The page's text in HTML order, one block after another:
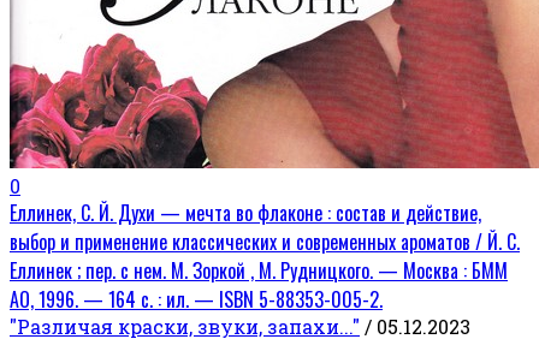
0
Еллинек, С. Й. Духи — мечта во флаконе : состав и действие,
выбоp и пpименение классических и современных ароматов / Й. С.
Еллинек ; пер. с нем. М. Зоркой , М. Рудницкого. — Москва : БММ
АО, 1996. — 164 с. : ил. — ISBN 5-88353-005-2.
"Различая краски, звуки, запахи..." / 05.12.2023